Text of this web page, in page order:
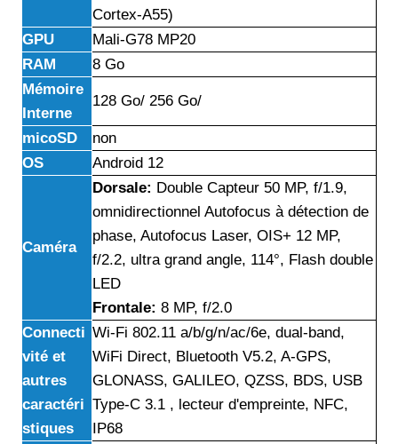
Cortex-A55)
GPU
Mali-G78 MP20
RAM
8 Go
Mémoire
Interne
128 Go/ 256 Go/
micoSD
non
OS
Android 12
Caméra
Dorsale: Double Capteur 50 MP, f/1.9,
omnidirectionnel Autofocus à détection de
phase, Autofocus Laser, OIS+ 12 MP,
f/2.2, ultra grand angle, 114°, Flash double
LED
Frontale: 8 MP, f/2.0
Connecti
vité et
autres
caractéri
stiques
Wi-Fi 802.11 a/b/g/n/ac/6e, dual-band,
WiFi Direct, Bluetooth V5.2, A-GPS,
GLONASS, GALILEO, QZSS, BDS, USB
Type-C 3.1 , lecteur d'empreinte, NFC,
IP68